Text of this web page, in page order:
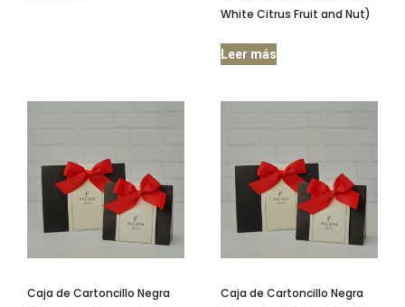
White Citrus Fruit and Nut)
Leer más
Caja de Cartoncillo Negra
Caja de Cartoncillo Negra